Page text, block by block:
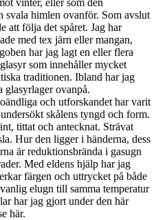
svala himlen ovanför. Som avslut
att följa det spåret. Jag har
med tex järn eller mangan,
har jag lagt en eller flera
som innehåller mycket
traditionen. Ibland har jag
glasyrlager ovanpå.
och utforskandet har varit
skålens tyngd och form.
tittat och antecknat. Strävat
Hur den ligger i händerna, dess
är reduktionsbrända i gasugn
Med eldens hjälp har jag
färgen och uttrycket på både
elugn till samma temperatur
har jag gjort under den här
här.